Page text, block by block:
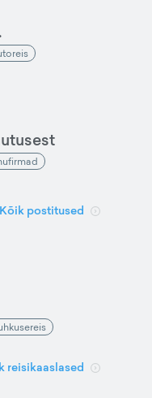
Kõik postitused
reisikaaslased